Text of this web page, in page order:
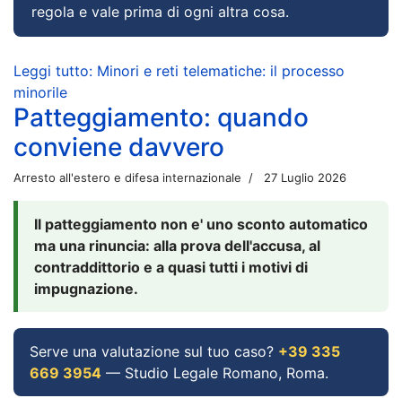
regola e vale prima di ogni altra cosa.
Leggi tutto: Minori e reti telematiche: il processo
minorile
Patteggiamento: quando
conviene davvero
Arresto all'estero e difesa internazionale 27 Luglio 2026
Il patteggiamento non e' uno sconto automatico
ma una rinuncia: alla prova dell'accusa, al
contraddittorio e a quasi tutti i motivi di
impugnazione.
Serve una valutazione sul tuo caso? +39 335
669 3954 — Studio Legale Romano, Roma.